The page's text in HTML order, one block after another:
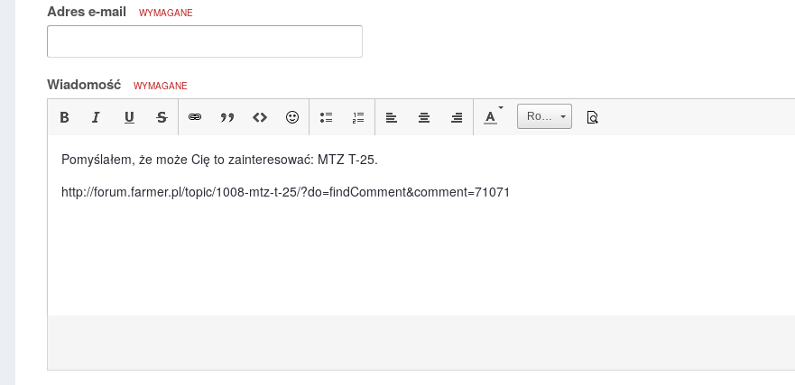
Adres e-mail WYMAGANE
Wiadomość WYMAGANE
Rozmiar
Pomyślałem, że może Cię to zainteresować: MTZ T-25.
http://forum.farmer.pl/topic/1008-mtz-t-25/?do=findComment&comment=71071